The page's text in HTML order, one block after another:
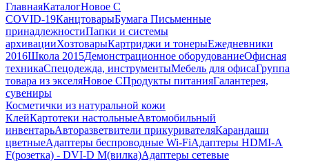
ГлавнаяКаталогНовое С
COVID-19КанцтоварыБумага Письменные
принадлежностиПапки и системы
архивацииХозтоварыКартриджи и тонерыЕжедневники
2016Школа 2015Демонстрационное оборудованиеОфисная
техникаСпецодежда, инструментыМебель для офисаГруппа
товара из экселяНовое СПродукты питанияГалантерея,
сувениры
Косметички из натуральной кожи
КлейКартотеки настольныеАвтомобильный
инвентарьАвторазветвители прикуривателяКарандаши
цветныеАдаптеры беспроводные Wi-FiАдаптеры HDMI-A
F(розетка) - DVI-D M(вилка)Адаптеры сетевые